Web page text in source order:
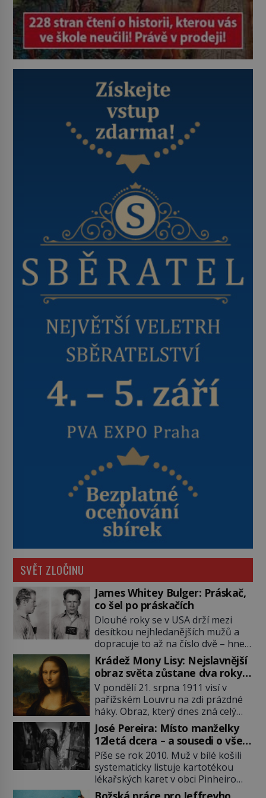
SVĚT ZLOČINU
James Whitey Bulger: Práskač,
co šel po práskačích
Dlouhé roky se v USA drží mezi
desítkou nejhledanějších mužů a
dopracuje to až na číslo dvě – hned
po Usámovi bin Ládinovi (1957–
2011). To je James „Whitey“ Bulger
(1929–2018) viněný ze spoluúčasti
na 19 vraždách, vydírání a lichvy. A
samozřejmě, krom toho je ještě
drogový dealer, který neváhá
odstranit z cesty všechny práskače,
zatímco […]
Krádež Mony Lisy: Nejslavnější
obraz světa zůstane dva roky
nezvěstný
V pondělí 21. srpna 1911 visí v
pařížském Louvru na zdi prázdné
háky. Obraz, který dnes zná celý
svět, je pryč. Zpočátku si nikdo
nemyslí, že jde o krádež.
Zaměstnanci jsou přesvědčeni, že
Mona Lisa je jen v restaurátorské
dílně nebo u fotografa. Když se
ukáže pravda, propukne jeden z
největších honů na zloděje v […]
José Pereira: Místo manželky
12letá dcera – a sousedi o všem
vědí!
Píše se rok 2010. Muž v bílé košili
systematicky listuje kartotékou
lékařských karet v obci Pinheiro
ležící asi 20 kilometrů od farmy s